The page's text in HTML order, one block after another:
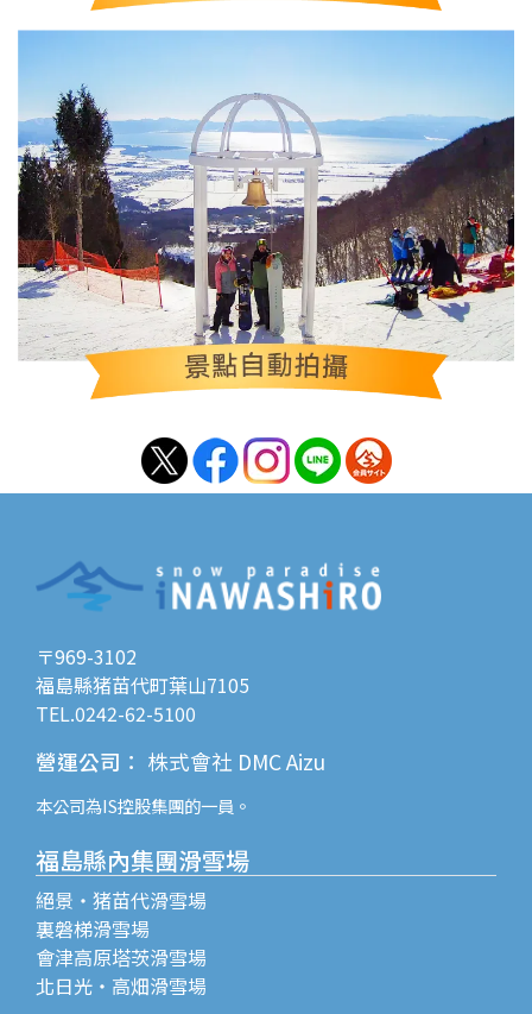
〒969-3102
福島縣猪苗代町葉山7105
TEL.0242-62-5100
營運公司 ： 株式會社 DMC Aizu
本公司為IS控股集團的一員。
福島縣內集團滑雪場
絕景・猪苗代滑雪場
裏磐梯滑雪場
會津高原塔茨滑雪場
北日光・高畑滑雪場